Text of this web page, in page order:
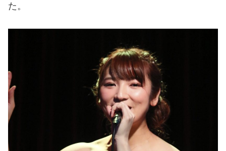
た。